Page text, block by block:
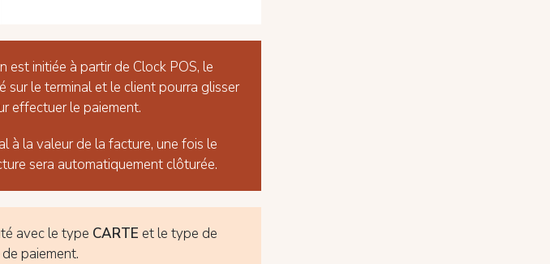
est initiée à partir de Clock POS, le
le terminal et le client pourra glisser
effectuer le paiement.
à la valeur de la facture, une fois le
sera automatiquement clôturée.
avec le type CARTE et le type de
paiement.